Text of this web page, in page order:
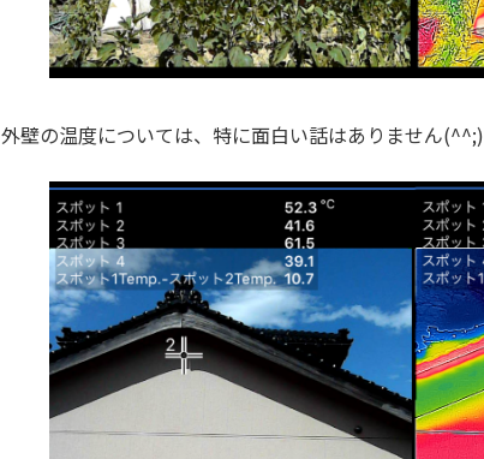
外壁の温度については、特に面白い話はありません(^^;)